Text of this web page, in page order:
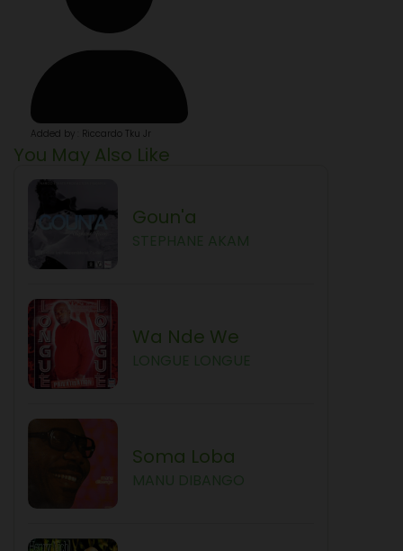
Added by : Riccardo Tku Jr
You May Also Like
Goun'a
Wa Nde We
Soma Loba